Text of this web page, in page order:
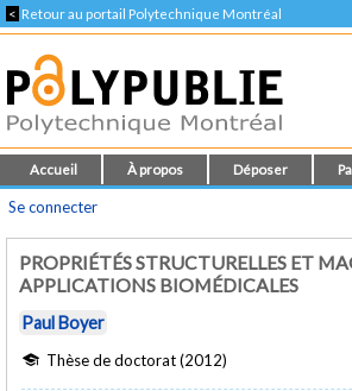
< Retour au portail Polytechnique Montréal
Accueil À propos Déposer
Se connecter
PROPRIÉTÉS STRUCTURELLES ET
APPLICATIONS BIOMÉDICALES
Paul Boyer
Thèse de doctorat (2012)